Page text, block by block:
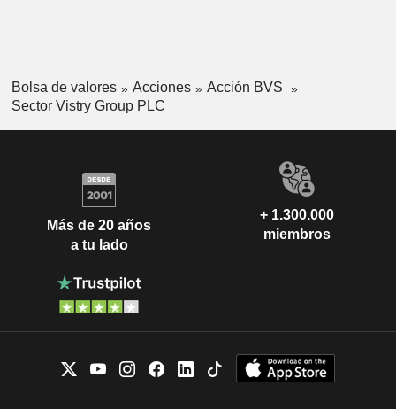
Bolsa de valores Acciones
Acción BVS
Sector Vistry Group PLC
Más de 20 años
a tu lado
+ 1.300.000
miembros